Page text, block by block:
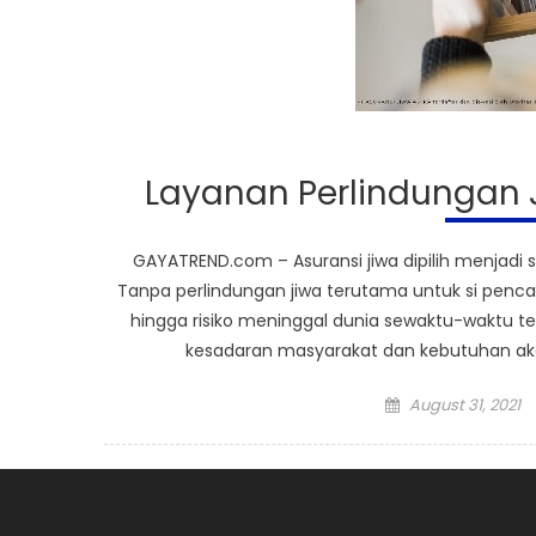
Layanan Perlindungan
GAYATREND.com – Asuransi jiwa dipilih
Tanpa perlindungan jiwa terutama untuk si
hingga risiko meninggal dunia sewaktu-waktu
kesadaran masyarakat dan kebutuhan
Posted
August 31, 2021